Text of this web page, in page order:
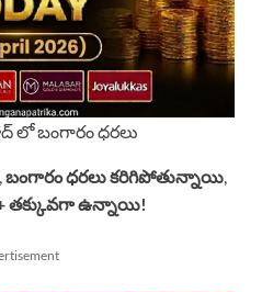
లో బంగారం ధరలు
బంగారం ధరలు కరిగిపోతున్నాయి,
తక్కువగా ఉన్నాయి!